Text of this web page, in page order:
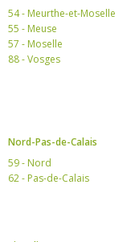
54 - Meurthe-et-Moselle
55 - Meuse
57 - Moselle
88 - Vosges
Nord-Pas-de-Calais
59 - Nord
62 - Pas-de-Calais